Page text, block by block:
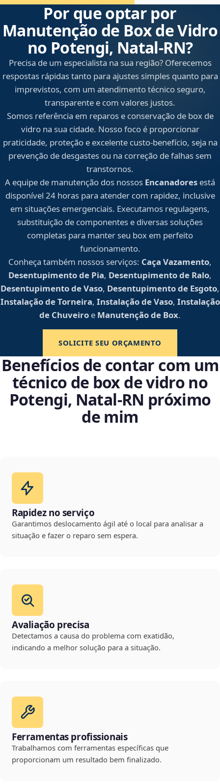
Por que optar por
Manutenção de Box de Vidro
no Potengi, Natal‑RN?
Precisa de um especialista na sua região? Oferecemos
respostas rápidas tanto para ajustes simples quanto para
imprevistos, com um atendimento técnico seguro,
transparente e com valores justos.
Somos referência em reparos e conservação de box de
vidro na sua cidade. Nosso foco é proporcionar
praticidade, proteção e excelente custo-benefício, seja na
prevenção de desgastes ou na correção de falhas sem
transtornos.
A equipe de manutenção dos nossos Encanadores está
disponível 24 horas para atender com rapidez, inclusive
em situações emergenciais. Executamos regulagens,
substituição de componentes e diversas soluções
completas para manter seu box em perfeito
funcionamento.
Conheça também nossos serviços: Caça Vazamento,
Desentupimento de Pia, Desentupimento de Ralo,
Desentupimento de Vaso, Desentupimento de Esgoto,
Instalação de Torneira, Instalação de Vaso, Instalação
de Chuveiro e Manutenção de Box.
SOLICITE SEU ORÇAMENTO
Benefícios de contar com um
técnico de box de vidro no
Potengi, Natal‑RN próximo
de mim
Rapidez no serviço
Garantimos deslocamento ágil até o local para analisar a
situação e fazer o reparo sem espera.
Avaliação precisa
Detectamos a causa do problema com exatidão,
indicando a melhor solução para a situação.
Ferramentas profissionais
Trabalhamos com ferramentas específicas que
proporcionam um resultado bem finalizado.